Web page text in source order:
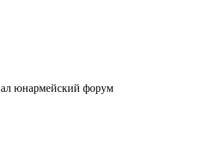
юнармейский форум